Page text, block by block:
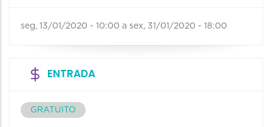
seg, 13/01/2020 - 10:00 a sex, 31/01/2020 - 18:00
ENTRADA
GRATUITO